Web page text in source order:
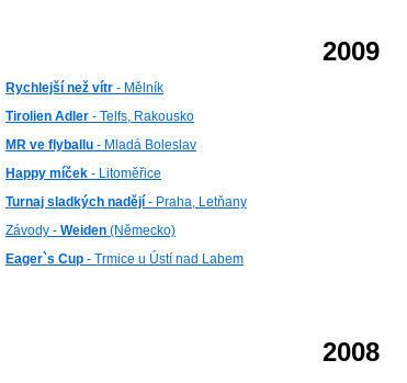
2009
Rychlejší než vítr - Mělník
Tirolien Adler - Telfs, Rakousko
MR ve flyballu - Mladá Boleslav
Happy míček - Litoměřice
Turnaj sladkých nadějí - Praha, Letňany
Závody - Weiden (Německo)
Eager`s Cup - Trmice u Ústí nad Labem
2008